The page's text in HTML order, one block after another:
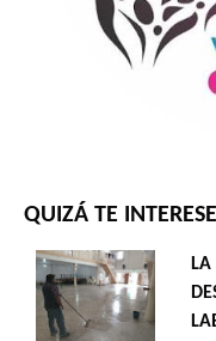
QUIZÁ TE